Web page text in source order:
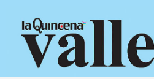
contenido